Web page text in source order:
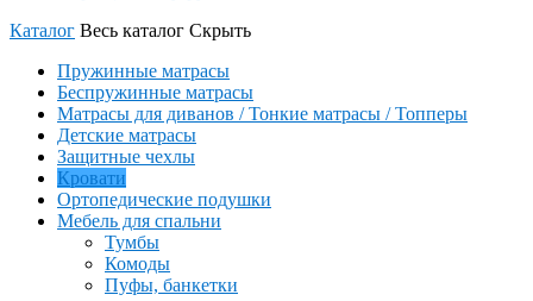
Каталог Весь каталог Скрыть
Пружинные матрасы
Беспружинные матрасы
Матрасы для диванов / Тонкие матрасы / Топперы
Детские матрасы
Защитные чехлы
Кровати
Ортопедические подушки
Мебель для спальни
Тумбы
Комоды
Пуфы, банкетки